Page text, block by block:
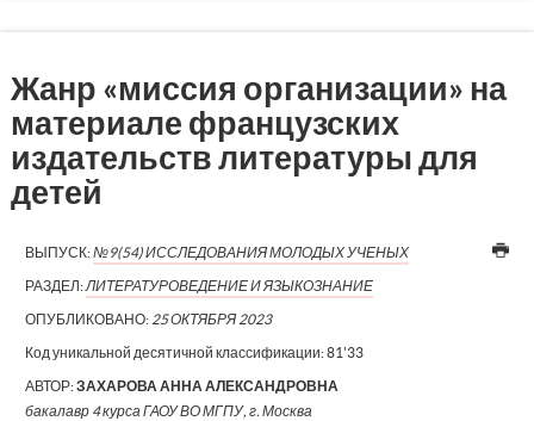
Жанр «миссия организации» на
материале французских
издательств литературы для
детей
ВЫПУСК:№9(54) ИССЛЕДОВАНИЯ МОЛОДЫХ УЧЕНЫХ
РАЗДЕЛ:ЛИТЕРАТУРОВЕДЕНИЕ И ЯЗЫКОЗНАНИЕ
ОПУБЛИКОВАНО: 25 ОКТЯБРЯ 2023
Код уникальной десятичной классификации:81'33
АВТОР:ЗАХАРОВА АННА АЛЕКСАНДРОВНА
бакалавр 4 курса ГАОУ ВО МГПУ, г. Москва